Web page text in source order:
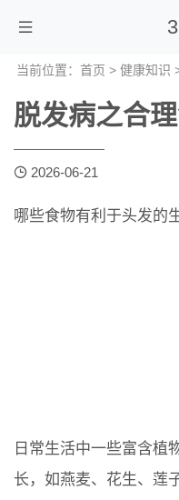
当前位置： 首页 > 健康知识
脱发病之合
2026-06-21
哪些食物有利于头发的
日常生活中一些富含植
长，如燕麦、花生、莲